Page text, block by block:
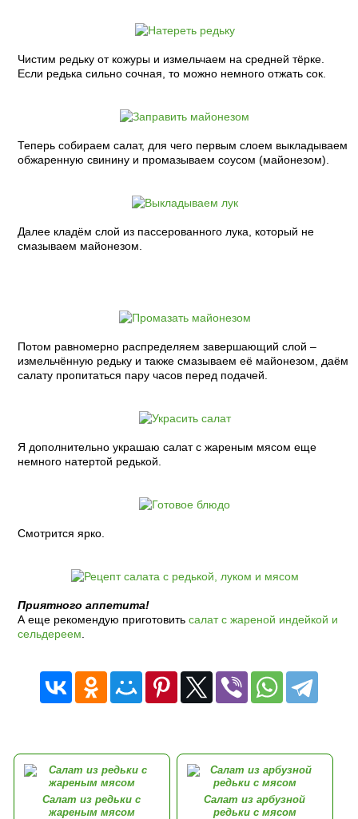
Чистим редьку от кожуры и измельчаем на средней тёрке.
Если редька сильно сочная, то можно немного отжать сок.
Теперь собираем салат, для чего первым слоем выкладываем
обжаренную свинину и промазываем соусом (майонезом).
Далее кладём слой из пассерованного лука, который не
смазываем майонезом.
Потом равномерно распределяем завершающий слой –
измельчённую редьку и также смазываем её майонезом, даём
салату пропитаться пару часов перед подачей.
Я дополнительно украшаю салат с жареным мясом еще
немного натертой редькой.
Смотрится ярко.
Приятного аппетита!
А еще рекомендую приготовить салат с жареной индейкой и
сельдереем
Салат из редьки с
жареным мясом
Салат из арбузной
редьки с мясом